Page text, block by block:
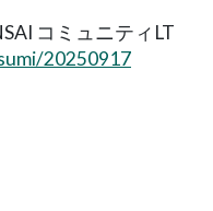
コミュニティLT
20250917